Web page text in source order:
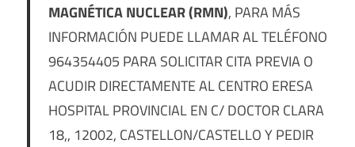
MAGNÉTICA NUCLEAR (RMN), PARA MÁS
INFORMACIÓN PUEDE LLAMAR AL TELÉFONO
964354405 PARA SOLICITAR CITA PREVIA O
ACUDIR DIRECTAMENTE AL CENTRO ERESA
HOSPITAL PROVINCIAL EN C/ DOCTOR CLARA
18,, 12002, CASTELLON/CASTELLO Y PEDIR